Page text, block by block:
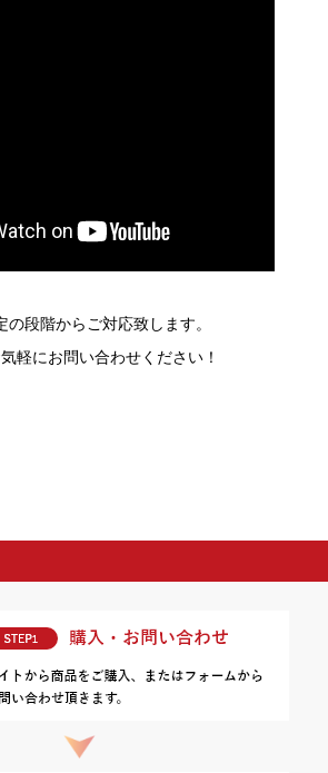
の段階からご対応致します。
軽にお問い合わせください！